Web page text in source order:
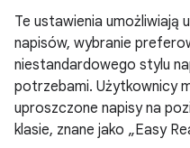
Te ustawienia umożliwiają
napisów, wybranie
niestandardowego stylu
potrzebami. Użytkownicy
uproszczone napisy na
klasie, znane jako „Easy